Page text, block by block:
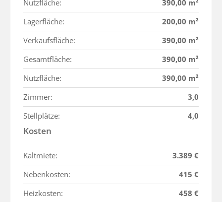
Nutzfläche:
390,00 m²
Lagerfläche:
200,00 m²
Verkaufsfläche:
390,00 m²
Gesamtfläche:
390,00 m²
Nutzfläche:
390,00 m²
Zimmer:
3,0
Stellplätze:
4,0
Kosten
Kaltmiete:
3.389 €
Nebenkosten:
415 €
Heizkosten:
458 €